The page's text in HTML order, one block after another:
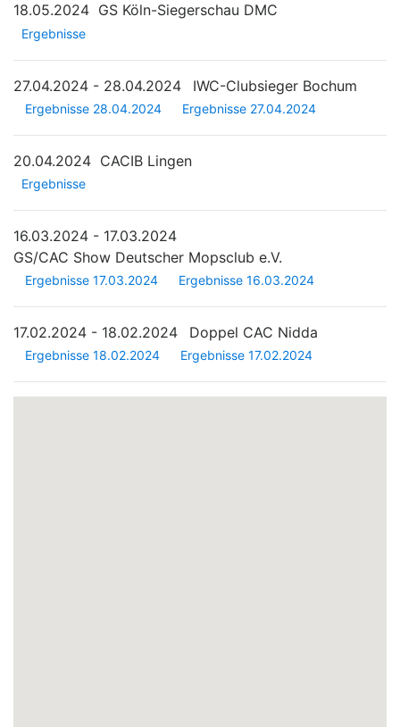
18.05.2024 GS Köln-Siegerschau DMC
Ergebnisse
27.04.2024 - 28.04.2024 IWC-Clubsieger Bochum
Ergebnisse 28.04.2024 Ergebnisse 27.04.2024
20.04.2024 CACIB Lingen
Ergebnisse
16.03.2024 - 17.03.2024
GS/CAC Show Deutscher Mopsclub e.V.
Ergebnisse 17.03.2024 Ergebnisse 16.03.2024
17.02.2024 - 18.02.2024 Doppel CAC Nidda
Ergebnisse 18.02.2024 Ergebnisse 17.02.2024